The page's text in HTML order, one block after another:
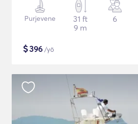
Purjevene
31 ft
9 m
6
$396 /yö